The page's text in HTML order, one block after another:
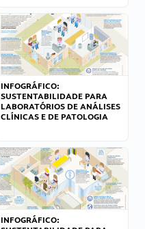
INFOGRÁFICO:
SUSTENTABILIDADE PARA
LABORATÓRIOS DE ANÁLISES
CLÍNICAS E DE PATOLOGIA
INFOGRÁFICO: